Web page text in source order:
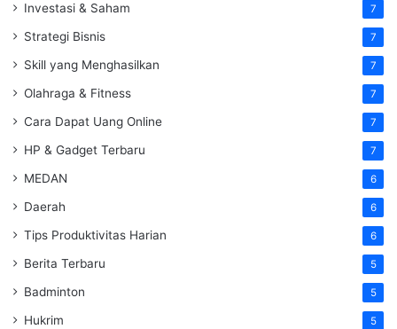
Investasi & Saham 7
Strategi Bisnis 7
Skill yang Menghasilkan 7
Olahraga & Fitness 7
Cara Dapat Uang Online 7
HP & Gadget Terbaru 7
MEDAN 6
Daerah 6
Tips Produktivitas Harian 6
Berita Terbaru 5
Badminton 5
Hukrim 5